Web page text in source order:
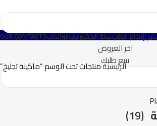
إتمام الطلبسلة المشترياتالبرانداتOUR CONTACTS
اخر العروض
تتبع طلبك
الرئيسيةمنتجات تحت الوسم “ماكينة تجليخ”
(19)